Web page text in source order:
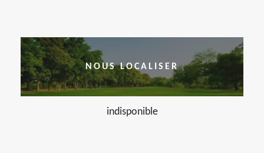
NOUS LOCALISER
indisponible